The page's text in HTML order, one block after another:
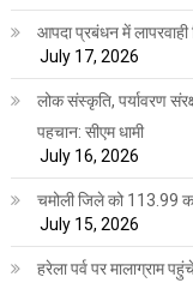
आपदा प्रबंधन में लापरवाही
July 17, 2026
लोक संस्कृति, पर्यावरण
पहचान: सीएम धामी
July 16, 2026
चमोली जिले को 113.99
July 15, 2026
हरेला पर्व पर मालाग्राम